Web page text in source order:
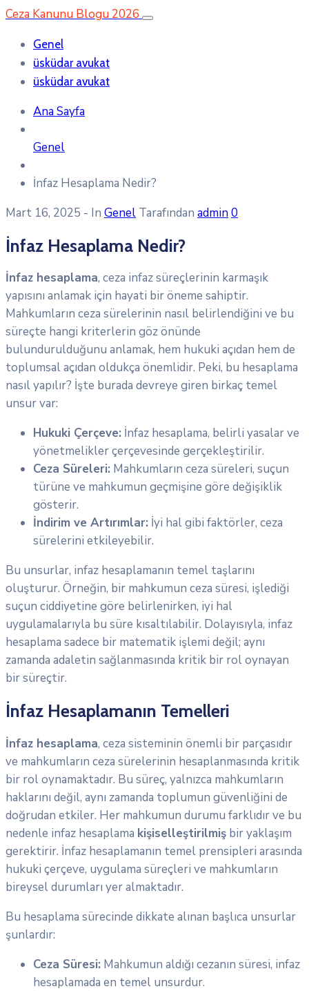
Ceza Kanunu Blogu 2026
Genel
üsküdar avukat
üsküdar avukat
Ana Sayfa
Genel
İnfaz Hesaplama Nedir?
Mart 16, 2025 - In Genel Tarafından admin0
İnfaz Hesaplama Nedir?
İnfaz hesaplama, ceza infaz süreçlerinin karmaşık
yapısını anlamak için hayati bir öneme sahiptir.
Mahkumların ceza sürelerinin nasıl belirlendiğini ve bu
süreçte hangi kriterlerin göz önünde
bulundurulduğunu anlamak, hem hukuki açıdan hem de
toplumsal açıdan oldukça önemlidir. Peki, bu hesaplama
nasıl yapılır? İşte burada devreye giren birkaç temel
unsur var:
Hukuki Çerçeve: İnfaz hesaplama, belirli yasalar ve
yönetmelikler çerçevesinde gerçekleştirilir.
Ceza Süreleri: Mahkumların ceza süreleri, suçun
türüne ve mahkumun geçmişine göre değişiklik
gösterir.
İndirim ve Artırımlar: İyi hal gibi faktörler, ceza
sürelerini etkileyebilir.
Bu unsurlar, infaz hesaplamanın temel taşlarını
oluşturur. Örneğin, bir mahkumun ceza süresi, işlediği
suçun ciddiyetine göre belirlenirken, iyi hal
uygulamalarıyla bu süre kısaltılabilir. Dolayısıyla, infaz
hesaplama sadece bir matematik işlemi değil; aynı
zamanda adaletin sağlanmasında kritik bir rol oynayan
bir süreçtir.
İnfaz Hesaplamanın Temelleri
İnfaz hesaplama, ceza sisteminin önemli bir parçasıdır
ve mahkumların ceza sürelerinin hesaplanmasında kritik
bir rol oynamaktadır. Bu süreç, yalnızca mahkumların
haklarını değil, aynı zamanda toplumun güvenliğini de
doğrudan etkiler. Her mahkumun durumu farklıdır ve bu
nedenle infaz hesaplama kişiselleştirilmiş bir yaklaşım
gerektirir. İnfaz hesaplamanın temel prensipleri arasında
hukuki çerçeve, uygulama süreçleri ve mahkumların
bireysel durumları yer almaktadır.
Bu hesaplama sürecinde dikkate alınan başlıca unsurlar
şunlardır:
Ceza Süresi: Mahkumun aldığı cezanın süresi, infaz
hesaplamada en temel unsurdur.